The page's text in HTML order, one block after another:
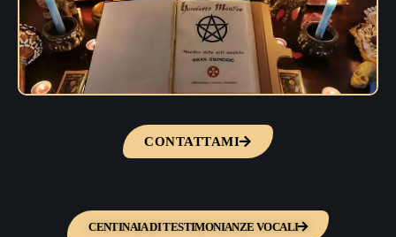
CONTATTAMI
CENTINAIA DI TESTIMONIANZE VOCALI